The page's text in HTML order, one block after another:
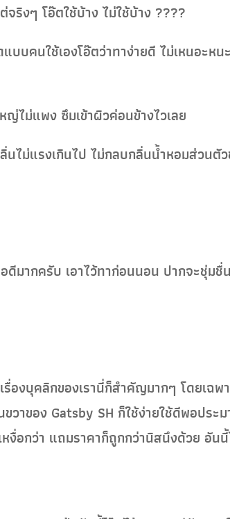
ริงๆ โอ๊ตใช้บ้าง ไม่ใช้บ้าง ????
บคนใช้เองโอ๊ตว่าทาง่ายดี ไม่เหนอะห
ไม่แพง ซึมเข้าผิวค่อนข้างไวเลย
ม่แรงเกินไป ไม่กลบกลิ่นน้ำหอมส่วนตัว
มากครับ เอาไว้ทาก่อนนอน ปากจะชุ่ม
งบุคลิกของเรานี่ก็สำคัญมากๆ โดยเฉพ
วาของ Gatsby SH ก็ใช้ง่ายใช้ดีพอปร
งื่อกว่า แถมราคาก็ถูกกว่านิสนึงด้วย อั